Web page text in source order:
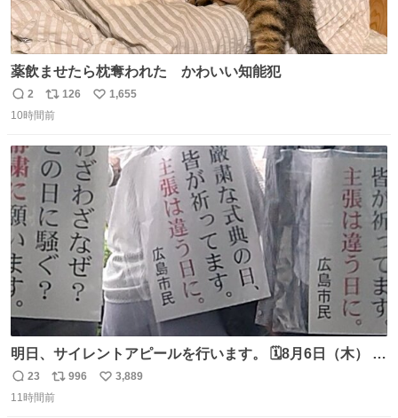
薬飲ませたら枕奪われた かわいい知能犯
返
信
2
リ
ポ
ト
数
126
い
数
1,655
10時間前
明日、サイレントアピールを行います。 🗓️8月6日（木） ⏰
[時間]7：45 集合 📍[場所]元安橋本通(東)側、観光船乗り場
前ベンチ周辺 声は上げません。ただ、静かに立ちます。お
返
信
23
リ
ポ
996
い
3,889
11時間前